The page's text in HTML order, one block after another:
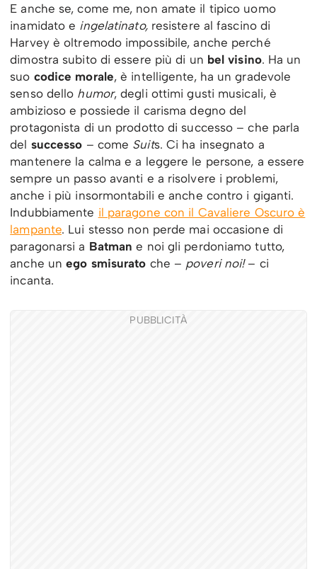
E anche se, come me, non amate il tipico uomo
inamidato e ingelatinato,resistere al fascino di
Harvey è oltremodo impossibile, anche perché
dimostra subito di essere più di un bel visino. Ha un
suo codice morale, è intelligente, ha un gradevole
senso dello humor, degli ottimi gusti musicali, è
ambizioso e possiede il carisma degno del
protagonista di un prodotto di successo – che parla
del successo – come Suits. Ci ha insegnato a
mantenere la calma e a leggere le persone, a essere
sempre un passo avanti e a risolvere i problemi,
anche i più insormontabili e anche contro i giganti.
Indubbiamente il paragone con il Cavaliere Oscuro è
lampante. Lui stesso non perde mai occasione di
paragonarsi a Batman e noi gli perdoniamo tutto,
anche unego smisurato che – poveri noi!– ci
incanta.
PUBBLICITÀ